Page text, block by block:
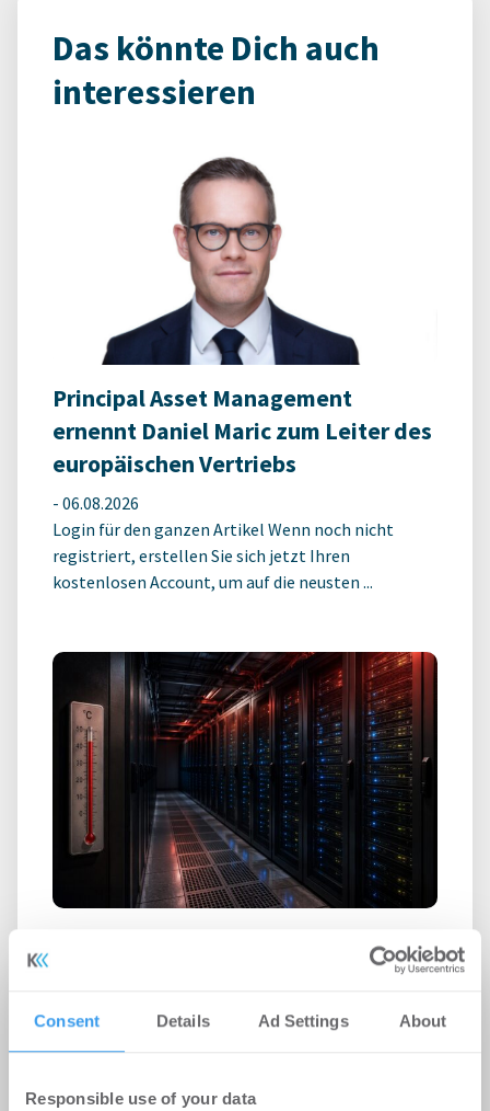
Consent Details Ad Settings About
Responsible use of your data
Das könnte Dich auch
interessieren
Principal Asset Management
ernennt Daniel Maric zum Leiter des
europäischen Vertriebs
- 06.08.2026
Login für den ganzen Artikel Wenn noch nicht
registriert, erstellen Sie sich jetzt Ihren
kostenlosen Account, um auf die neusten ...
Rekordhitze setzt Rechenzentren
-31.07.2026
und immer leistungsfähigere IT-Systeme treiben